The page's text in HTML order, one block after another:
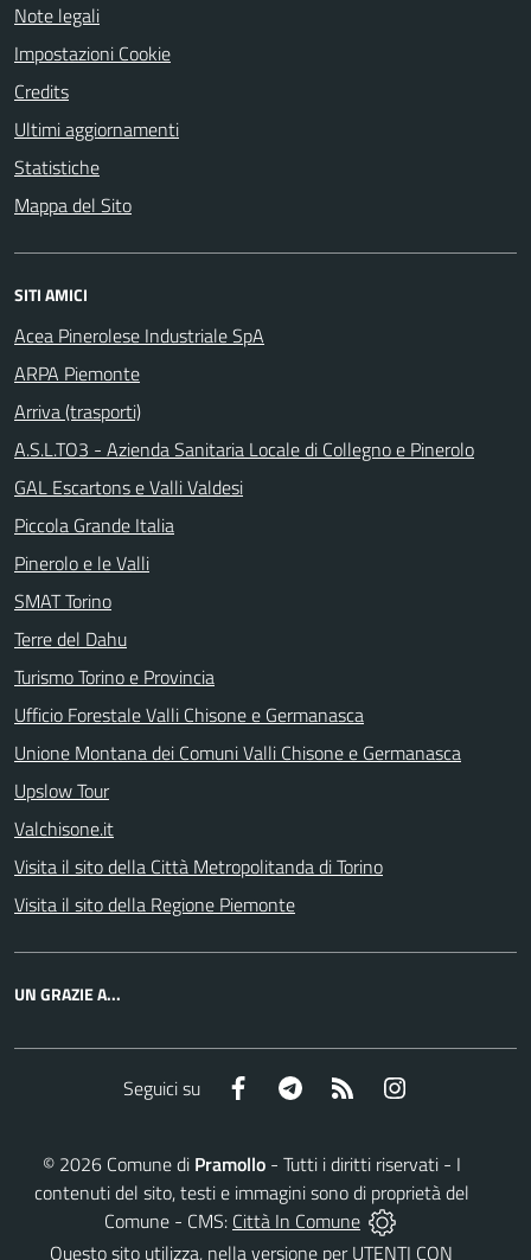
Note legali
Impostazioni Cookie
Credits
Ultimi aggiornamenti
Statistiche
Mappa del Sito
SITI AMICI
Acea Pinerolese Industriale SpA
ARPA Piemonte
Arriva (trasporti)
A.S.L.TO3 - Azienda Sanitaria Locale di Collegno e Pinerolo
GAL Escartons e Valli Valdesi
Piccola Grande Italia
Pinerolo e le Valli
SMAT Torino
Terre del Dahu
Turismo Torino e Provincia
Ufficio Forestale Valli Chisone e Germanasca
Unione Montana dei Comuni Valli Chisone e Germanasca
Upslow Tour
Valchisone.it
Visita il sito della Città Metropolitanda di Torino
Visita il sito della Regione Piemonte
UN GRAZIE A...
Seguici su Facebook Telegram RSS
© 2026Comune di Pramollo- Tutti i diritti riservati - I
contenuti del sito, testi e immagini sono di proprietà del
Comune - CMS: Città In Comune
Questo sito utilizza, nella versione per UTENTI CON